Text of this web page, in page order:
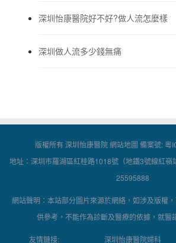
深圳怡康醫院好不好?做人流怎麼樣
深圳做人流多少錢無痛
版權所有 深圳怡康醫院網站地圖 備案號:粵
地址：深圳市羅湖區紅桂路1018號（地鐵3號線紅
25595888
網站聲明：本站部分圖片來源於網絡，如涉及版權
供參考，不能作為診斷及醫療的依據，就醫
友情鏈接: 深圳怡康醫院婦科